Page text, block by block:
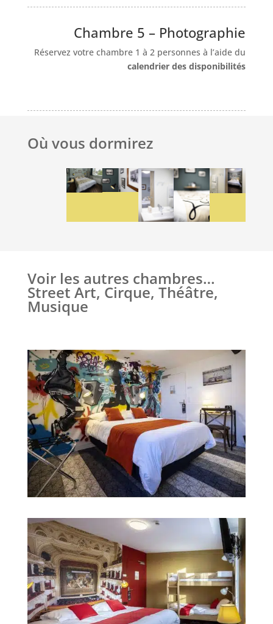
Chambre 5 – Photographie
Réservez votre chambre 1 à 2 personnes à l’aide du
calendrier des disponibilités
Où vous dormirez
Voir les autres chambres…
Street Art, Cirque, Théâtre,
Musique
Chambre 1 - Street Art
1 à 2 personnes